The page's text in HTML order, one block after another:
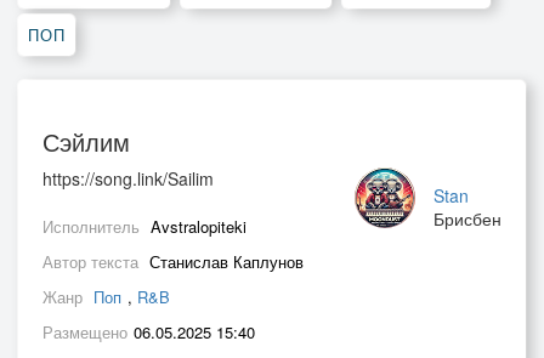
ПОП
Сэйлим
Stan
Брисбен
https://song.link/Sailim
Исполнитель Avstralopiteki
Автор текста Станислав Каплунов
Жанр Поп , R&B
Размещено 06.05.2025 15:40